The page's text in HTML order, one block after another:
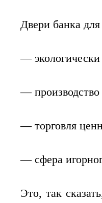
Двери банка
— экологически
—
— торговля
— сфера
Это, так